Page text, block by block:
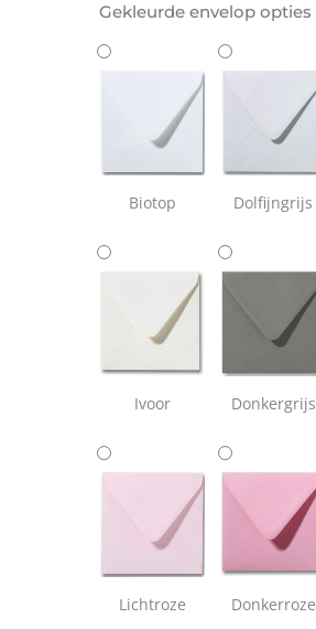
Gekleurde envelop opties
Biotop Dolfijngrijs
Ivoor Donkergrijs
Lichtroze Donkerroze